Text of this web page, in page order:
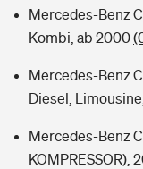
Mercedes-Benz
Kombi, ab 2000
Mercedes-Benz
Diesel,
Mercedes-Benz
KOMPRESSOR),